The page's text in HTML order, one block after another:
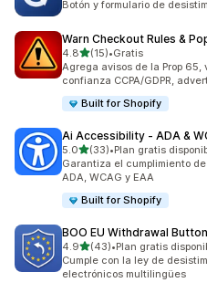
Botón y formulario de
Warn Checkout Rules &
4.8de 5 estrellas
(15)
15 reseñas en total
•Gratis
Agrega avisos de la Prop
confianza CCPA/GDPR,
Built for Shopify
Ai Accessibility ‑ ADA &
5.0de 5 estrellas
(33)
33 reseñas en total
•Plan gratis
Garantiza el cumplimiento
ADA, WCAG y EAA
Built for Shopify
BOO EU Withdrawal Button
4.9de 5 estrellas
(43)
43 reseñas en total
•Plan gratis
Cumple con la ley de
electrónicos multilingües